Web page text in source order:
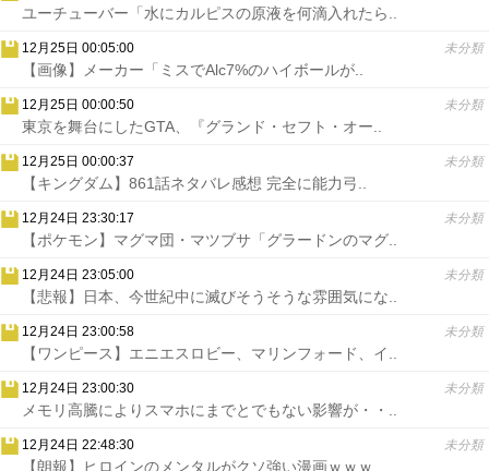
ユーチューバー「水にカルピスの原液を何滴入れたら..
12月25日 00:05:00 未分類
【画像】メーカー「ミスでAlc7%のハイボールが..
12月25日 00:00:50 未分類
東京を舞台にしたGTA、『グランド・セフト・オー..
12月25日 00:00:37 未分類
【キングダム】861話ネタバレ感想 完全に能力弓..
12月24日 23:30:17 未分類
【ポケモン】マグマ団・マツブサ「グラードンのマグ..
12月24日 23:05:00 未分類
【悲報】日本、今世紀中に滅びそうそうな雰囲気にな..
12月24日 23:00:58 未分類
【ワンピース】エニエスロビー、マリンフォード、イ..
12月24日 23:00:30 未分類
メモリ高騰によりスマホにまでとでもない影響が・・..
12月24日 22:48:30 未分類
【朗報】ヒロインのメンタルがクソ強い漫画ｗｗｗ..